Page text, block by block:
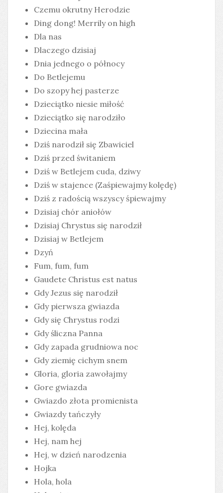
Czemu okrutny Herodzie
Ding dong! Merrily on high
Dla nas
Dlaczego dzisiaj
Dnia jednego o północy
Do Betlejemu
Do szopy hej pasterze
Dzieciątko niesie miłość
Dzieciątko się narodziło
Dziecina mała
Dziś narodził się Zbawiciel
Dziś przed świtaniem
Dziś w Betlejem cuda, dziwy
Dziś w stajence (Zaśpiewajmy kolędę)
Dziś z radością wszyscy śpiewajmy
Dzisiaj chór aniołów
Dzisiaj Chrystus się narodził
Dzisiaj w Betlejem
Dzyń
Fum, fum, fum
Gaudete Christus est natus
Gdy Jezus się narodził
Gdy pierwsza gwiazda
Gdy się Chrystus rodzi
Gdy śliczna Panna
Gdy zapada grudniowa noc
Gdy ziemię cichym snem
Gloria, gloria zawołajmy
Gore gwiazda
Gwiazdo złota promienista
Gwiazdy tańczyły
Hej, kolęda
Hej, nam hej
Hej, w dzień narodzenia
Hojka
Hola, hola